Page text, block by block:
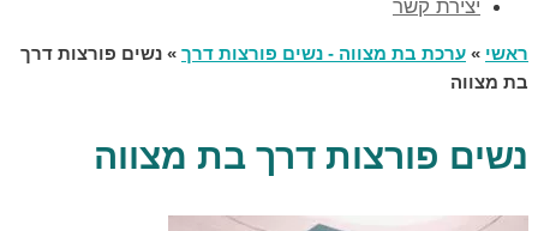
יצירת קשר
ראשי » ערכת בת מצווה - נשים פורצות דרך » נשים פורצות דרך
בת מצווה
נשים פורצות דרך בת מצווה